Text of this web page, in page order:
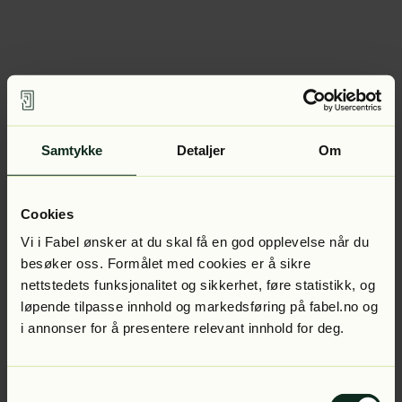
Samtykke Detaljer Om
Cookies
Vi i Fabel ønsker at du skal få en god opplevelse når du
besøker oss. Formålet med cookies er å sikre
nettstedets funksjonalitet og sikkerhet, føre statistikk, og
løpende tilpasse innhold og markedsføring på fabel.no og
i annonser for å presentere relevant innhold for deg.